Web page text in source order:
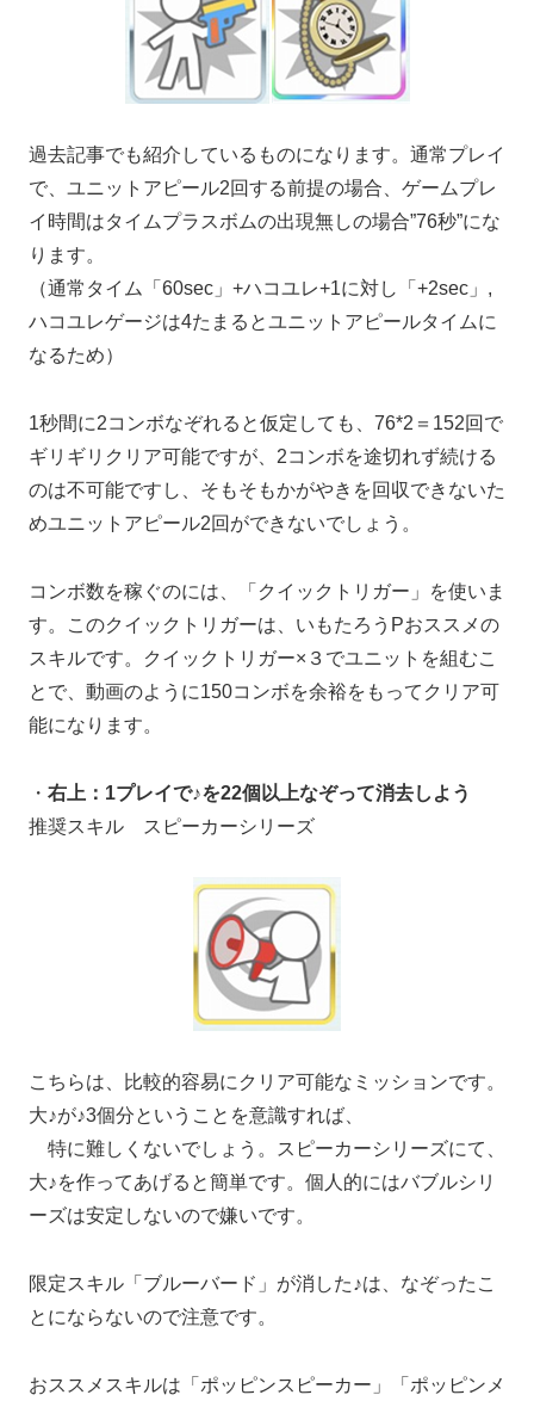
過去記事でも紹介しているものになります。通常プレイ
で、ユニットアピール2回する前提の場合、ゲームプレ
イ時間はタイムプラスボムの出現無しの場合”76秒”にな
ります。
（通常タイム「60sec」+ハコユレ+1に対し「+2sec」,
ハコユレゲージは4たまるとユニットアピールタイムに
なるため）
1秒間に2コンボなぞれると仮定しても、76*2＝152回で
ギリギリクリア可能ですが、2コンボを途切れず続ける
のは不可能ですし、そもそもかがやきを回収できないた
めユニットアピール2回ができないでしょう。
コンボ数を稼ぐのには、「クイックトリガー」を使いま
す。このクイックトリガーは、いもたろうPおススメの
スキルです。クイックトリガー×３でユニットを組むこ
とで、動画のように150コンボを余裕をもってクリア可
能になります。
・ 右上：1プレイで♪を22個以上なぞって消去しよう
推奨スキル スピーカーシリーズ
こちらは、比較的容易にクリア可能なミッションです。
大♪が♪3個分ということを意識すれば、
特に難しくないでしょう。スピーカーシリーズにて、
大♪を作ってあげると簡単です。個人的にはバブルシリ
ーズは安定しないので嫌いです。
限定スキル「ブルーバード」が消した♪は、なぞったこ
とにならないので注意です。
おススメスキルは「ポッピンスピーカー」「ポッピンメ